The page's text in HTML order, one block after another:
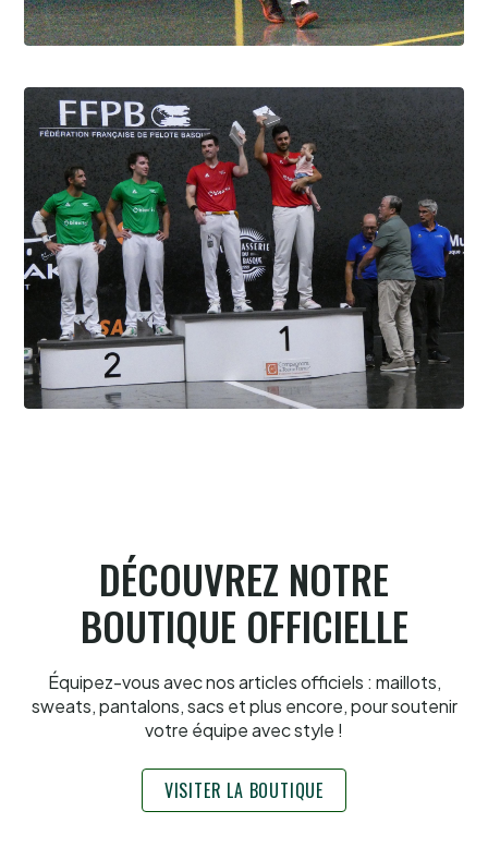
Pau cup, Portet en lice, troisième
6.8.2026
DÉCOUVREZ NOTRE
BOUTIQUE OFFICIELLE
Équipez-vous avec nos articles officiels : maillots,
sweats, pantalons, sacs et plus encore, pour soutenir
votre équipe avec style !
VISITER LA BOUTIQUE